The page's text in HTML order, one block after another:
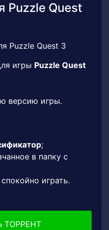
Puzzle Quest
игры Puzzle Quest
версию игры.
;
в папку с
играть.
ТОРРЕНТ